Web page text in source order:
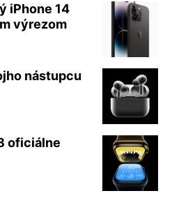
iPhone 14
výrezom
nástupcu
oficiálne